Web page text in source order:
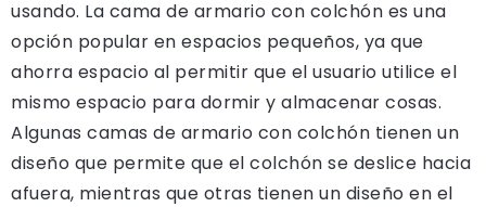
usando. La cama de armario con colchón es una
opción popular en espacios pequeños, ya que
ahorra espacio al permitir que el usuario utilice el
mismo espacio para dormir y almacenar cosas.
Algunas camas de armario con colchón tienen un
diseño que permite que el colchón se deslice hacia
afuera, mientras que otras tienen un diseño en el